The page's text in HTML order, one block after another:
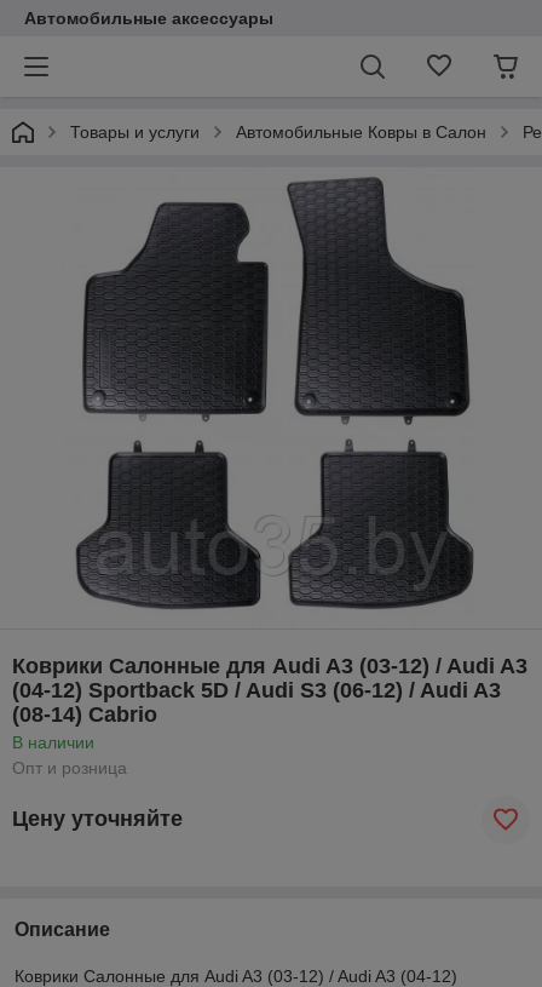
Автомобильные аксессуары
Товары и услуги Автомобильные Ковры в Салон
Коврики Салонные для Audi A3 (03-12) / Audi A3
(04-12) Sportback 5D / Audi S3 (06-12) / Audi A3
(08-14) Cabrio
В наличии
Опт и розница
Цену уточняйте
Описание
Коврики Салонные для Audi A3 (03-12) / Audi A3 (04-12)